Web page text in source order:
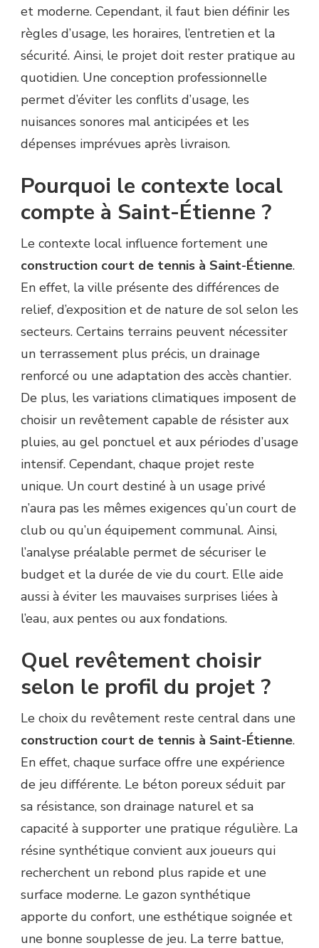
et moderne. Cependant, il faut bien définir les
règles d’usage, les horaires, l’entretien et la
sécurité. Ainsi, le projet doit rester pratique au
quotidien. Une conception professionnelle
permet d’éviter les conflits d’usage, les
nuisances sonores mal anticipées et les
dépenses imprévues après livraison.
Pourquoi le contexte local
compte à Saint-Étienne ?
Le contexte local influence fortement une
construction court de tennis à Saint-Étienne.
En effet, la ville présente des différences de
relief, d’exposition et de nature de sol selon les
secteurs. Certains terrains peuvent nécessiter
un terrassement plus précis, un drainage
renforcé ou une adaptation des accès chantier.
De plus, les variations climatiques imposent de
choisir un revêtement capable de résister aux
pluies, au gel ponctuel et aux périodes d’usage
intensif. Cependant, chaque projet reste
unique. Un court destiné à un usage privé
n’aura pas les mêmes exigences qu’un court de
club ou qu’un équipement communal. Ainsi,
l’analyse préalable permet de sécuriser le
budget et la durée de vie du court. Elle aide
aussi à éviter les mauvaises surprises liées à
l’eau, aux pentes ou aux fondations.
Quel revêtement choisir
selon le profil du projet ?
Le choix du revêtement reste central dans une
construction court de tennis à Saint-Étienne.
En effet, chaque surface offre une expérience
de jeu différente. Le béton poreux séduit par
sa résistance, son drainage naturel et sa
capacité à supporter une pratique régulière. La
résine synthétique convient aux joueurs qui
recherchent un rebond plus rapide et une
surface moderne. Le gazon synthétique
apporte du confort, une esthétique soignée et
une bonne souplesse de jeu. La terre battue,